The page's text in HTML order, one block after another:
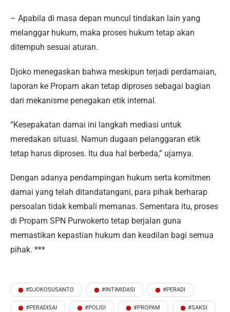
– Apabila di masa depan muncul tindakan lain yang
melanggar hukum, maka proses hukum tetap akan
ditempuh sesuai aturan.
Djoko menegaskan bahwa meskipun terjadi perdamaian,
laporan ke Propam akan tetap diproses sebagai bagian
dari mekanisme penegakan etik internal.
“Kesepakatan damai ini langkah mediasi untuk
meredakan situasi. Namun dugaan pelanggaran etik
tetap harus diproses. Itu dua hal berbeda,” ujarnya.
Dengan adanya pendampingan hukum serta komitmen
damai yang telah ditandatangani, para pihak berharap
persoalan tidak kembali memanas. Sementara itu, proses
di Propam SPN Purwokerto tetap berjalan guna
memastikan kepastian hukum dan keadilan bagi semua
pihak. ***
#DJOKOSUSANTO #INTIMIDASI #PERADI
#PERADISAI #POLISI #PROPAM #SAKSI